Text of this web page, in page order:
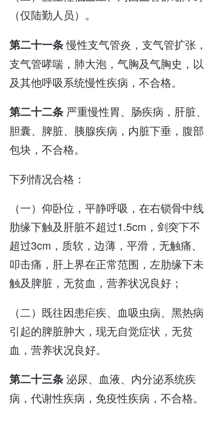
（仅陆勤人员）。
第二十一条慢性支气管炎，支气管扩张，
支气管哮喘，肺大泡，气胸及气胸史，以
及其他呼吸系统慢性疾病，不合格。
第二十二条 严重慢性胃、肠疾病，肝脏、
胆囊、脾脏、胰腺疾病，内脏下垂，腹部
包块，不合格。
下列情况合格：
（一）仰卧位，平静呼吸，在右锁骨中线
肋缘下触及肝脏不超过1.5cm，剑突下不
超过3cm，质软，边薄，平滑，无触痛、
叩击痛，肝上界在正常范围，左肋缘下未
触及脾脏，无贫血，营养状况良好；
（二）既往因患疟疾、血吸虫病、黑热病
引起的脾脏肿大，现无自觉症状，无贫
血，营养状况良好。
第二十三条泌尿、血液、内分泌系统疾
病，代谢性疾病，免疫性疾病，不合格。